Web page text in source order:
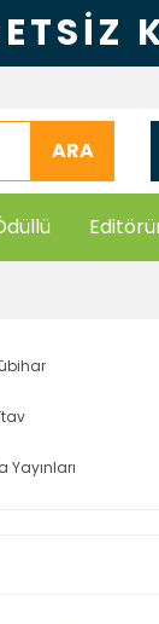
ARA
Yayınları